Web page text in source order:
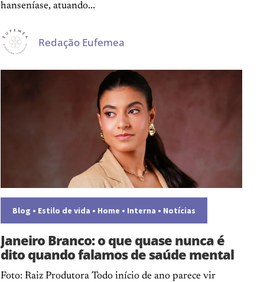
hanseníase, atuando...
Redação Eufemea
Blog • Estilo de vida • Home • Interna • Notícias
Janeiro Branco: o que quase nunca é
dito quando falamos de saúde mental
Foto: Raiz Produtora Todo início de ano parece vir